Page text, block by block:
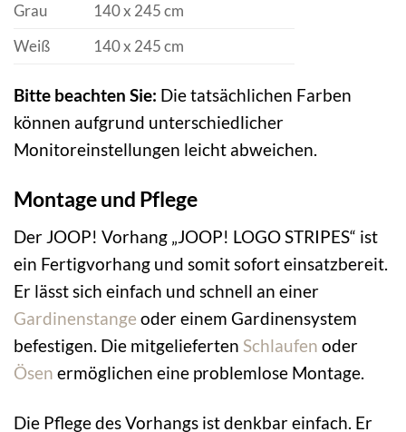
Grau
140 x 245 cm
Weiß
140 x 245 cm
Bitte beachten Sie: Die tatsächlichen Farben
können aufgrund unterschiedlicher
Monitoreinstellungen leicht abweichen.
Montage und Pflege
Der JOOP! Vorhang „JOOP! LOGO STRIPES“ ist
ein Fertigvorhang und somit sofort einsatzbereit.
Er lässt sich einfach und schnell an einer
Gardinenstange oder einem Gardinensystem
befestigen. Die mitgelieferten Schlaufen oder
Ösen ermöglichen eine problemlose Montage.
Die Pflege des Vorhangs ist denkbar einfach. Er